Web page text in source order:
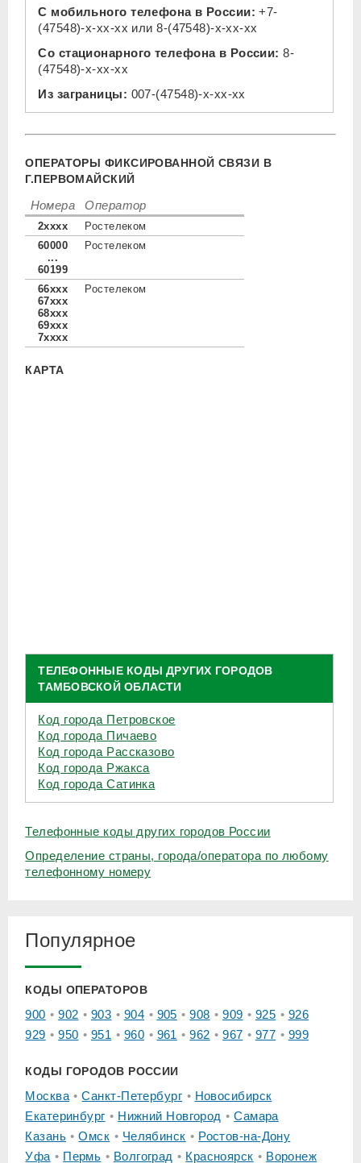
С мобильного телефона в России: +7-
(47548)-x-xx-xx или8-(47548)-x-xx-xx
Со стационарного телефона в России: 8-
(47548)-x-xx-xx
Из заграницы: 007-(47548)-x-xx-xx
ОПЕРАТОРЫ ФИКСИРОВАННОЙ СВЯЗИ В
Г.ПЕРВОМАЙСКИЙ
Номера Оператор
2xxxx
Ростелеком
60000
...
60199
Ростелеком
66xxx
67xxx
68xxx
69xxx
7xxxx
Ростелеком
КАРТА
ТЕЛЕФОННЫЕ КОДЫ ДРУГИХ ГОРОДОВ
ТАМБОВСКОЙ ОБЛАСТИ
Код города Петровское
Код города Пичаево
Код города Рассказово
Код города Ржакса
Код города Сатинка
Телефонные коды других городов России
Определение страны, города/оператора по любому
телефонному номеру
Популярное
КОДЫ ОПЕРАТОРОВ
900 902 903 904 905 908 909 925
926
929
950 951 960 961 962 967 977 999
КОДЫ ГОРОДОВ РОССИИ
Москва Санкт-Петербург
Новосибирск
Екатеринбург
Нижний Новгород
Самара
Казань
Омск Челябинск
Ростов-на-Дону
Уфа
Пермь Волгоград Красноярск Воронеж